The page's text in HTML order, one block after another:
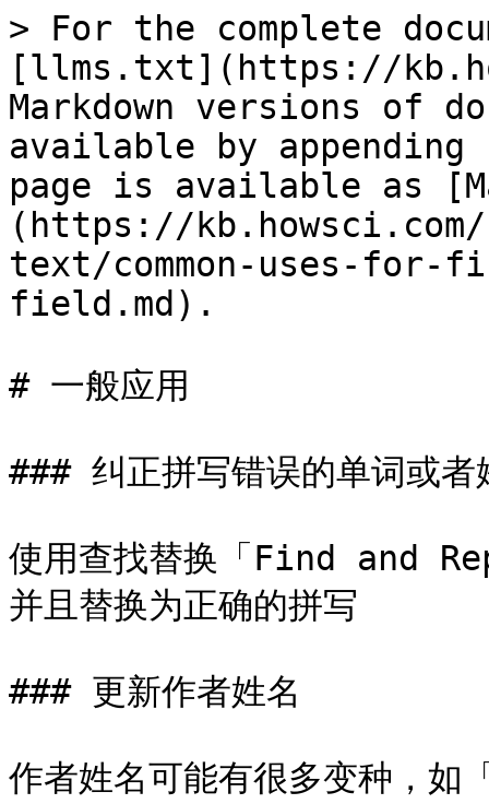
> For the complete
[llms.txt](https://
Markdown versions of
available by
page is available as
(https://
text/common-uses-for-
field.md).
# 一般应用
### 纠正拼写错误的单词或者
使用查找替换「Find and
并且替换为正确的拼写
### 更新作者姓名
作者姓名可能有很多变种，